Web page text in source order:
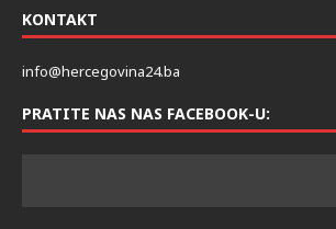
KONTAKT
info@hercegovina24.ba
PRATITE NAS NAS FACEBOOK-U: